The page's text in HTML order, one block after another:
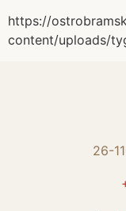
https://
content/uploads/
26-